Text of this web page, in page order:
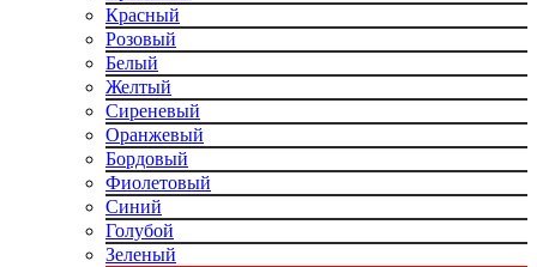
Красный
Розовый
Белый
Желтый
Сиреневый
Оранжевый
Бордовый
Фиолетовый
Синий
Голубой
Зеленый